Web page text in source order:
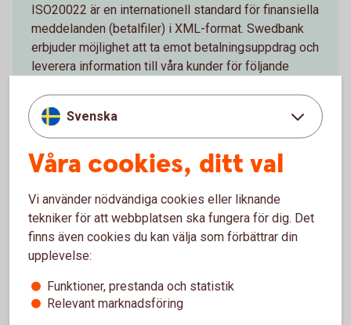
ISO20022 är en internationell standard för finansiella
meddelanden (betalfiler) i XML-format. Swedbank
erbjuder möjlighet att ta emot betalningsuppdrag och
leverera information till våra kunder för följande
ISO20022-baserade betalningsfiler
High value payments flyttades till
ISO20022 i mars 2023
Svenska
Våra cookies, ditt val
Vi använder nödvändiga cookies eller liknande
tekniker för att webbplatsen ska fungera för dig. Det
finns även cookies du kan välja som förbättrar din
upplevelse:
Funktioner, prestanda och statistik
Relevant marknadsföring